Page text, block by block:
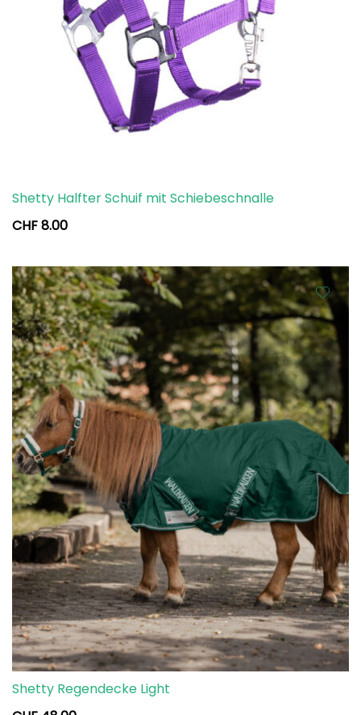
Shetty Halfter Schuif mit Schiebeschnalle
CHF8.00
Shetty Regendecke Light